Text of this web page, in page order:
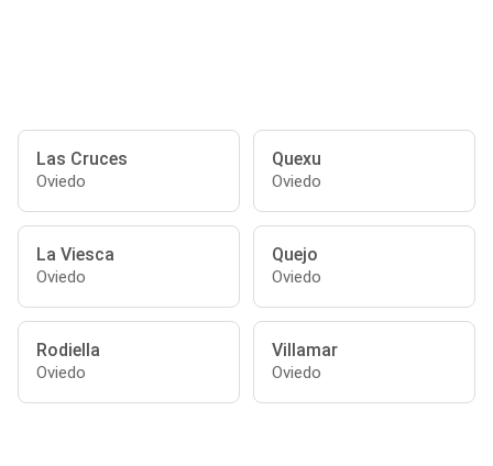
Las Cruces
Oviedo
Quexu
Oviedo
La Viesca
Oviedo
Quejo
Oviedo
Rodiella
Oviedo
Villamar
Oviedo